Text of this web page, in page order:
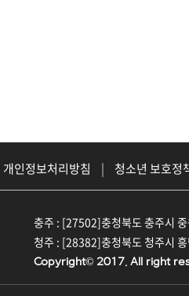
개인정보처리방침 |
청소년 보호정
충주 : [27502]충청북도 충주시
청주 : [28382]충청북도 청주시
Copyright© 2017. All right